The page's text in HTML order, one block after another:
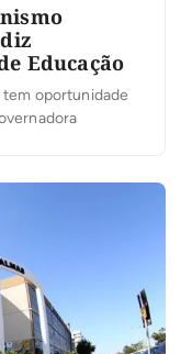
Educação
tem oportunidade